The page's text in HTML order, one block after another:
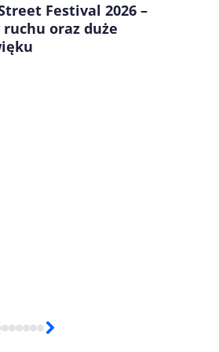
Festival 2026 –
oraz duże